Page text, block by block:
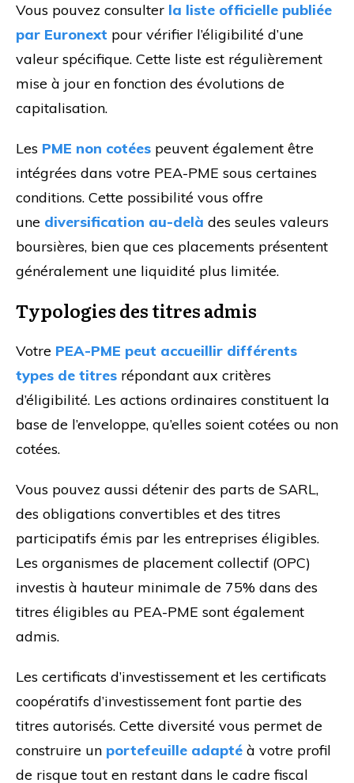
Vous pouvez consulter la liste officielle publiée
par Euronext pour vérifier l’éligibilité d’une
valeur spécifique. Cette liste est régulièrement
mise à jour en fonction des évolutions de
capitalisation.
Les PME non cotées peuvent également être
intégrées dans votre PEA-PME sous certaines
conditions. Cette possibilité vous offre
une diversification au-delà des seules valeurs
boursières, bien que ces placements présentent
généralement une liquidité plus limitée.
Typologies des titres admis
Votre PEA-PME peut accueillir différents
types de titres répondant aux critères
d’éligibilité. Les actions ordinaires constituent la
base de l’enveloppe, qu’elles soient cotées ou non
cotées.
Vous pouvez aussi détenir des parts de SARL,
des obligations convertibles et des titres
participatifs émis par les entreprises éligibles.
Les organismes de placement collectif (OPC)
investis à hauteur minimale de 75% dans des
titres éligibles au PEA-PME sont également
admis.
Les certificats d’investissement et les certificats
coopératifs d’investissement font partie des
titres autorisés. Cette diversité vous permet de
construire un portefeuille adapté à votre profil
de risque tout en restant dans le cadre fiscal